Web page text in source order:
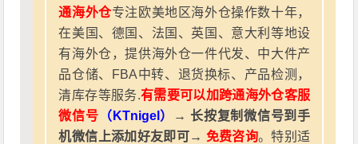
通海外仓专注欧美地区海外仓操作数十年，
在美国、德国、法国、英国、意大利等地设
有海外仓，提供海外仓一件代发、中大件产
品仓储、FBA中转、退货换标、产品检测，
清库存等服务.有需要可以加跨通海外仓客服
微信号 （KTnigel）
→ 长按复制微信号到手
机微信上添加好友即可→ 免费咨询。特别适